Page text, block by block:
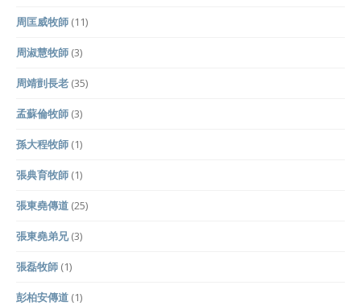
周匡威牧師 (11)
周淑慧牧師 (3)
周靖剴長老 (35)
孟蘇倫牧師 (3)
孫大程牧師 (1)
張典育牧師 (1)
張東堯傳道 (25)
張東堯弟兄(3)
張磊牧師 (1)
彭柏安傳道 (1)